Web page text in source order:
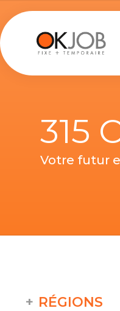
315
Votre futur
RÉGIONS